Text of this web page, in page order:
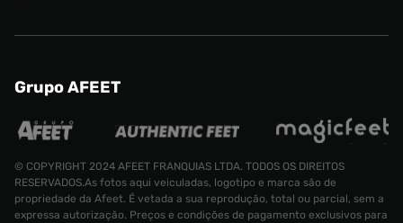
Grupo AFEET
© COPYRIGHT 2024 AFEET FRANQUIAS LTDA. TODOS OS DIREITOS
RESERVADOS.As fotos aqui veiculadas, logotipo e marca são de
propriedade da Afeet. É vetada a sua reprodução, total ou parcial, sem a
expressa autorização. Preços e condições de pagamento exclusivos para